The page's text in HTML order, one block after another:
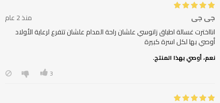
جي جي
منذ 2 عام
أوصي بها لكل اسرة كبيرة
نعم، أوصي بهذا المنتج.
3